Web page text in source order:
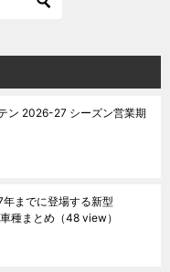
ン 2026-27 シーズン営業期
年までに登場する新型
種まとめ （48 view）